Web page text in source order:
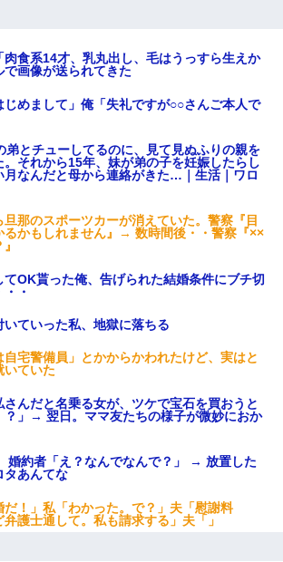
肉食系14才、乳丸出し、毛はうっすら生えか
画像が送られてきた
じめまして」俺「失礼ですが○○さんご本人で
弟とチューしてるのに、見て見ぬふりの親を
。それから15年、妹が弟の子を妊娠したらし
月なんだと母から連絡がきた…｜生活｜ワロ
旦那のスポーツカーが消えていた。警察『目
るかもしれません』→ 数時間後・・警察『××
OK貰った俺、告げられた結婚条件にブチ切
・
ていった私、地獄に落ちる
自宅警備員」とかからかわれたけど、実はと
いていた
んだと名乗る女が、ツケで宝石を買おうと
」→ 翌日。ママ友たちの様子が微妙におか
婚約者「え？なんでなんで？」 → 放置した
タあんてな
だ！」私「わかった。で？」夫「慰謝料
護士通して。私も請求する」夫「」